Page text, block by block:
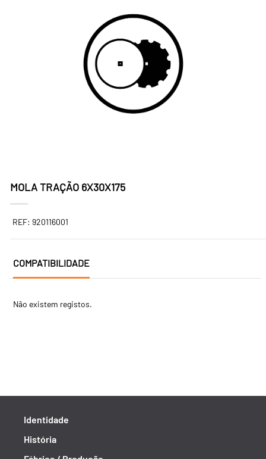
MOLA TRAÇÃO 6X30X175
REF: 920116001
COMPATIBILIDADE
Não existem registos.
Identidade
História